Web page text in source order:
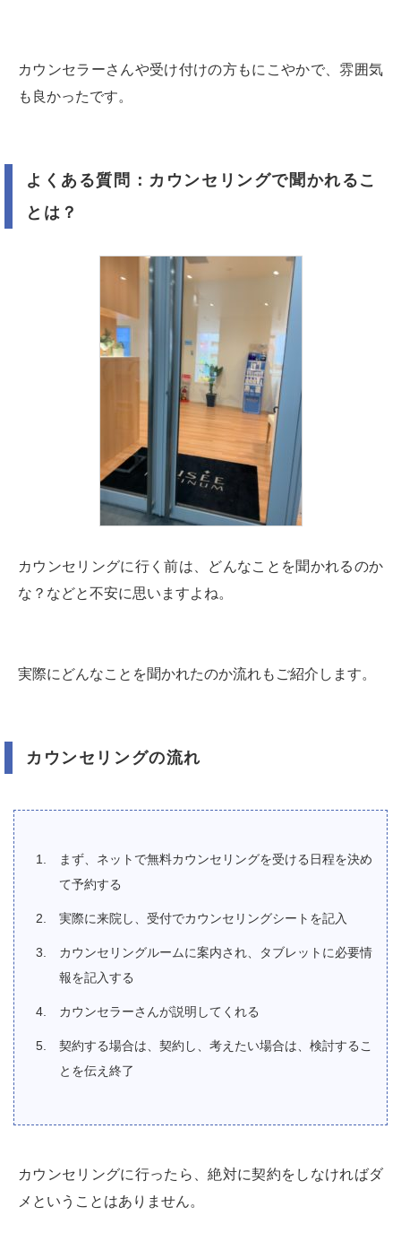
カウンセラーさんや受け付けの方もにこやかで、雰囲気
も良かったです。
よくある質問：カウンセリングで聞かれるこ
とは？
カウンセリングに行く前は、どんなことを聞かれるのか
な？などと不安に思いますよね。
実際にどんなことを聞かれたのか流れもご紹介します。
カウンセリングの流れ
まず、ネットで無料カウンセリングを受ける日程を決め
て予約する
実際に来院し、受付でカウンセリングシートを記入
カウンセリングルームに案内され、タブレットに必要情
報を記入する
カウンセラーさんが説明してくれる
契約する場合は、契約し、考えたい場合は、検討するこ
とを伝え終了
カウンセリングに行ったら、絶対に契約をしなければダ
メということはありません。